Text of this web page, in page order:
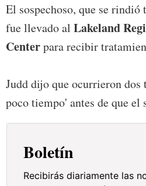
El sospechoso, que se
fue llevado al Lakeland
Centerpara recibir
Judd dijo que ocurrieron dos
poco tiempo' antes de que el
Boletín
Recibirás diariamente las